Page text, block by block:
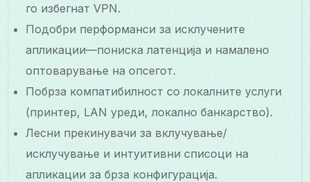
го избегнат VPN.
Подобри перформанси за исклучените
апликации—пониска латенција и намалено
оптоварување на опсегот.
Побрза компатибилност со локалните услуги
(принтер, LAN уреди, локално банкарство).
Лесни прекинувачи за вклучување/
исклучување и интуитивни списоци на
апликации за брза конфигурација.